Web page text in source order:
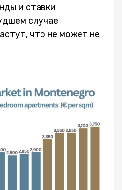
и ставки
случае
что не может не